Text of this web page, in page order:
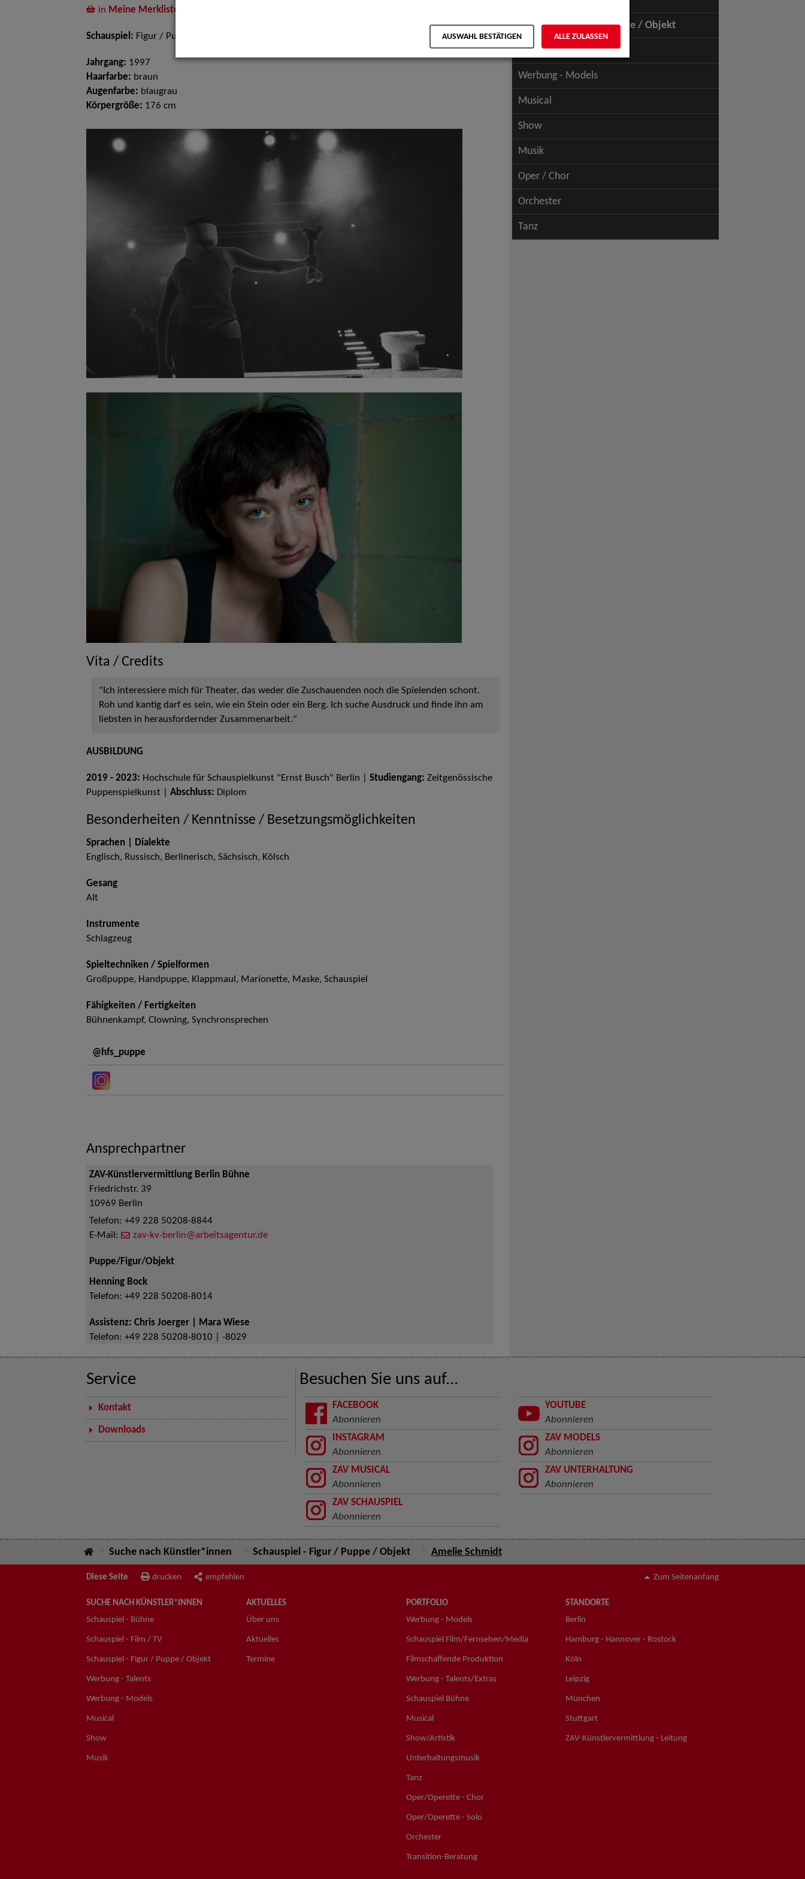
in Meine Merkliste
Schauspiel: Figur / Puppe / Objekt
Jahrgang: 1997
Haarfarbe: braun
Augenfarbe: blaugrau
Körpergröße: 176 cm
Vita / Credits
"Ich interessiere mich für Theater, das weder die Zuschauenden noch die Spielenden schont.
Roh und kantig darf es sein, wie ein Stein oder ein Berg. Ich suche Ausdruck und finde ihn am
liebsten in herausfordernder Zusammenarbeit."
AUSBILDUNG
2019 - 2023: Hochschule für Schauspielkunst "Ernst Busch" Berlin | Studiengang: Zeitgenössische
Puppenspielkunst | Abschluss: Diplom
Besonderheiten / Kenntnisse / Besetzungsmöglichkeiten
Sprachen | Dialekte
Englisch, Russisch, Berlinerisch, Sächsisch, Kölsch
Gesang
Alt
Instrumente
Schlagzeug
Spieltechniken / Spielformen
Großpuppe, Handpuppe, Klappmaul, Marionette, Maske, Schauspiel
Fähigkeiten / Fertigkeiten
Bühnenkampf, Clowning, Synchronsprechen
@hfs_puppe
Ansprechpartner
ZAV-Künstlervermittlung Berlin Bühne
Friedrichstr. 39
10969 Berlin
Telefon: +49 228 50208-8844
E-Mail:
zav-kv-berlin@arbeitsagentur.de
Puppe/Figur/Objekt
Henning Bock
Telefon: +49 228 50208-8014
Assistenz: Chris Joerger | Mara Wiese
Telefon: +49 228 50208-8010 | -8029
Schauspiel - Figur / Puppe / Objekt
Werbung - Talents
Werbung - Models
Musical
Show
Musik
Oper / Chor
Orchester
Tanz
Service
Kontakt
Downloads
Besuchen Sie uns auf...
FACEBOOK
Abonnieren
YOUTUBE
Abonnieren
INSTAGRAM
Abonnieren
ZAV MODELS
Abonnieren
ZAV MUSICAL
Abonnieren
ZAV UNTERHALTUNG
Abonnieren
ZAV SCHAUSPIEL
Abonnieren
Suche nach Künstler*innen Schauspiel - Figur / Puppe / Objekt Amelie Schmidt
Diese Seite drucken empfehlen Zum Seitenanfang
SUCHE NACH KÜNSTLER*INNEN
Schauspiel - Bühne
Schauspiel - Film / TV
Schauspiel - Figur / Puppe / Objekt
Werbung - Talents
Werbung - Models
Musical
Show
Musik
AKTUELLES
Über uns
Aktuelles
Termine
PORTFOLIO
Werbung - Models
Schauspiel Film/Fernsehen/Media
Filmschaffende Produktion
Werbung - Talents/Extras
Schauspiel Bühne
Musical
Show/Artistik
Unterhaltungsmusik
Tanz
Oper/Operette - Chor
Oper/Operette - Solo
Orchester
Transition-Beratung
STANDORTE
Berlin
Hamburg - Hannover - Rostock
Köln
Leipzig
München
Stuttgart
ZAV-Künstlervermittlung - Leitung
AUSWAHL BESTÄTIGEN ALLE ZULASSEN